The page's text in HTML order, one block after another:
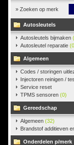
» Zoeken op merk
Autosleutels
Autosleutels bijmaken
Autosleutel reparatie
Algemeen
Codes / storingen
Injectoren reinigen /
Service reset
TPMS sensoren (0)
Gereedschap
Algemeen (32)
Brandstof additieven
Onderdelen p/merk